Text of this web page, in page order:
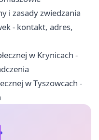
i zasady zwiedzania
- kontakt, adres,
w Krynicach -
w Tyszowcach -